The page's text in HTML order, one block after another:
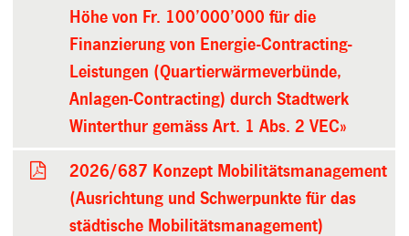
Höhe von Fr. 100’000’000 für die
Finanzierung von Energie-Contracting-
Leistungen (Quartierwärmeverbünde,
Anlagen-Contracting) durch Stadtwerk
Winterthur gemäss Art. 1 Abs. 2 VEC»
2026/687 Konzept Mobilitätsmanagement
(Ausrichtung und Schwerpunkte für das
städtische Mobilitätsmanagement)